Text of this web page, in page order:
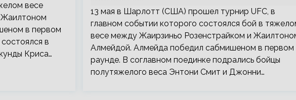
весе
Жаилтоном
в первом
в
Криса…
13 мая в Шарлотт (США) прошел турнир UFC, в
главном событии которого состоялся бой в
весе между Жаирзиньо Розенстрайком и
Алмейдой. Алмейда победил сабмишеном в первом
раунде. В соглавном поединке подрались бойцы
полутяжелого веса Энтони Смит и Джонни…